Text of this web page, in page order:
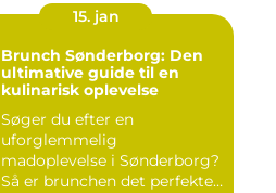
15. jan
Brunch Sønderborg: Den
ultimative guide til en
kulinarisk oplevelse
Søger du efter en
uforglemmelig
madoplevelse i Sønderborg?
Så er brunchen det perfekte